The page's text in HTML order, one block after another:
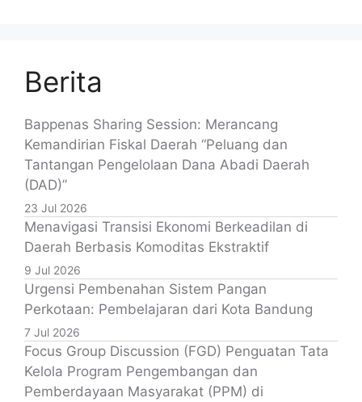
Berita
Bappenas Sharing Session: Merancang
Kemandirian Fiskal Daerah “Peluang dan
Tantangan Pengelolaan Dana Abadi Daerah
(DAD)”
23 Jul 2026
Menavigasi Transisi Ekonomi Berkeadilan di
Daerah Berbasis Komoditas Ekstraktif
9 Jul 2026
Urgensi Pembenahan Sistem Pangan
Perkotaan: Pembelajaran dari Kota Bandung
7 Jul 2026
Focus Group Discussion (FGD) Penguatan Tata
Kelola Program Pengembangan dan
Pemberdayaan Masyarakat (PPM) di